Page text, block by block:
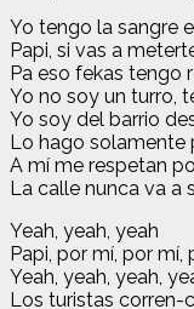
Yo tengo la sangre
Papi, si vas a
Pa eso fekas tengo
Yo no soy un turro,
Yo soy del barrio
Lo hago solamente
A mí me respetan
La calle nunca va a
Yeah, yeah, yeah
Papi, por mí, por mí,
Yeah, yeah, yeah,
Los turistas corren-